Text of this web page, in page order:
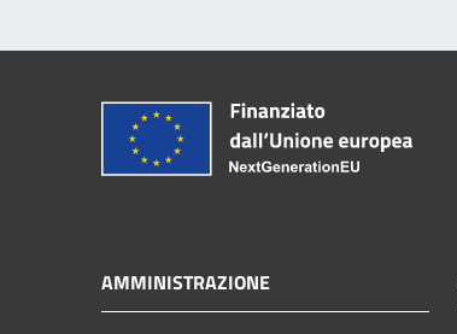
AMMINISTRAZIONE